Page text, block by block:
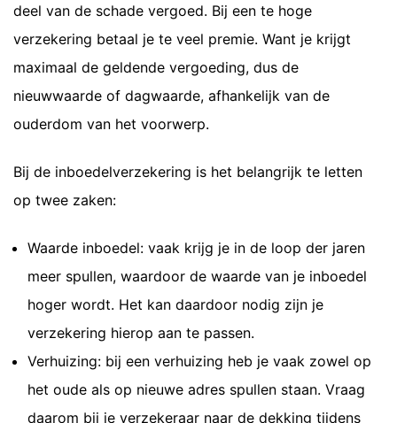
deel van de schade vergoed. Bij een te hoge
verzekering betaal je te veel premie. Want je krijgt
maximaal de geldende vergoeding, dus de
nieuwwaarde of dagwaarde, afhankelijk van de
ouderdom van het voorwerp.
Bij de inboedelverzekering is het belangrijk te letten
op twee zaken:
Waarde inboedel: vaak krijg je in de loop der jaren
meer spullen, waardoor de waarde van je inboedel
hoger wordt. Het kan daardoor nodig zijn je
verzekering hierop aan te passen.
Verhuizing: bij een verhuizing heb je vaak zowel op
het oude als op nieuwe adres spullen staan. Vraag
daarom bij je verzekeraar naar de dekking tijdens